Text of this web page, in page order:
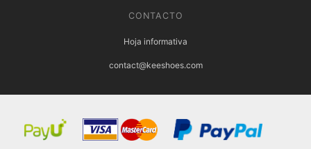
CONTACTO
Hoja informativa
contact@keeshoes.com